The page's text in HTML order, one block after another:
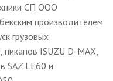
СП ООО
производителем
грузовых
ISUZU D-MAX,
SAZ LE60 и